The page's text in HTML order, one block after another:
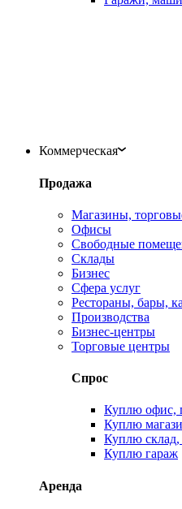
Коммерческая
Продажа
Магазины,
Офисы
Свободные
Склады
Бизнес
Сфера услуг
Рестораны, бары,
Производства
Бизнес-центры
Торговые центры
Спрос
Куплю офис,
Куплю
Куплю склад,
Куплю гараж
Аренда